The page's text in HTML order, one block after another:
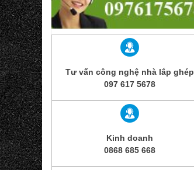
Tư vấn công nghệ nhà lắp ghép
097 617 5678
Kinh doanh
0868 685 668